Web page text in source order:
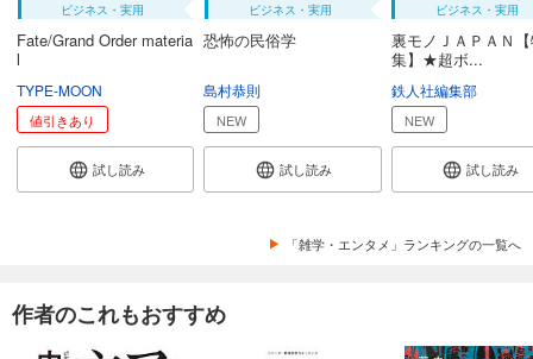
ビジネス・実用
Fate/Grand Order materia
l
TYPE-MOON
値引きあり
試し読み
ビジネス・実用
恐怖の民俗学
島村恭則
NEW
試し読み
ビジネス・実用
裏モノＪＡＰＡＮ
集】★超ボ...
鉄人社編集部
NEW
試し読み
「雑学・エンタメ」ランキングの一覧へ
作者のこれもおすすめ